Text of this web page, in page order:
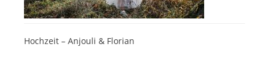
Hochzeit – Anjouli & Florian